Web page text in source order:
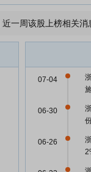
近一周该股上榜相关
07-04
06-30
06-26